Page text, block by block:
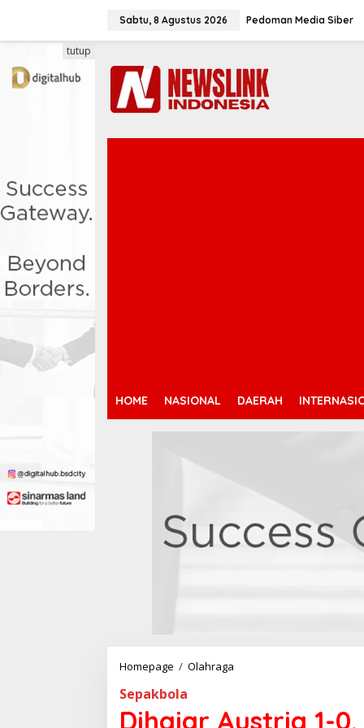
Sabtu, 8 Agustus 2026 Pedoman Media Siber
HOME NASIONAL DAERAH
tutup
Homepage / Olahraga
Sepakbola
Dihajar Austria 1-